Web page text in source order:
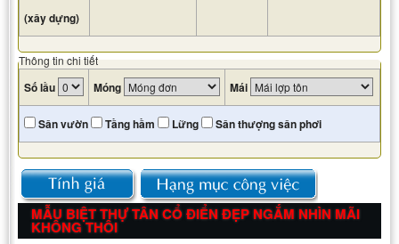
(xây dựng)
Thông tin chi tiết
Số lầu Móng Mái
Sân vườn Tầng hầm Lững Sân thượng sân phơi
MẪU BIỆT THỰ TÂN CỔ ĐIỂN ĐẸP NGẮM NHÌN MÃI
KHÔNG THÔI